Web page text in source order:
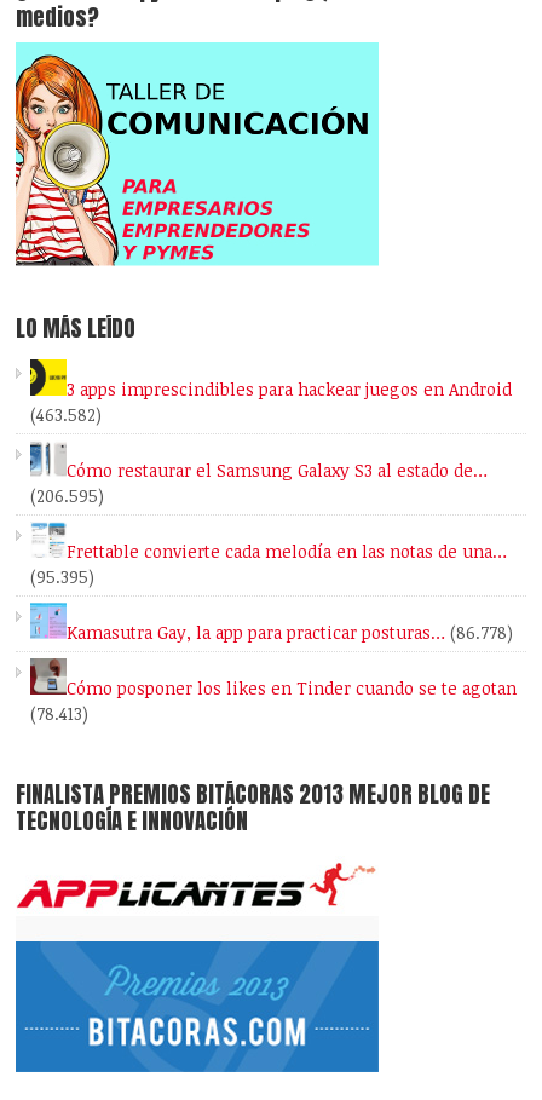
medios?
LO MÁS LEÍDO
3 apps imprescindibles para hackear juegos en Android
(463.582)
Cómo restaurar el Samsung Galaxy S3 al estado de…
(206.595)
Frettable convierte cada melodía en las notas de una…
(95.395)
Kamasutra Gay, la app para practicar posturas… (86.778)
Cómo posponer los likes en Tinder cuando se te agotan
(78.413)
FINALISTA PREMIOS BITÁCORAS 2013 MEJOR BLOG DE
TECNOLOGÍA E INNOVACIÓN